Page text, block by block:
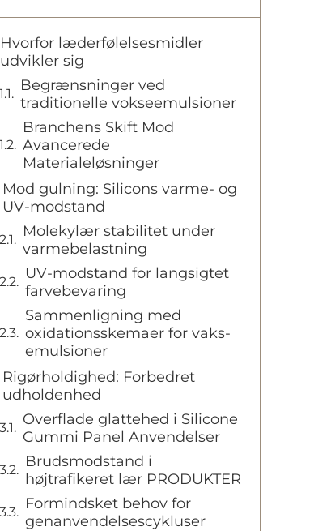
Hvorfor læderfølelsesmidler
udvikler sig
Begrænsninger ved
traditionelle vokseemulsioner
Branchens Skift Mod
Avancerede
Materialeløsninger
Mod gulning: Silicons varme- og
UV-modstand
Molekylær stabilitet under
varmebelastning
UV-modstand for langsigtet
farvebevaring
Sammenligning med
oxidationsskemaer for vaks-
emulsioner
Rigørholdighed: Forbedret
udholdenhed
Overflade glattehed i Silicone
Gummi Panel Anvendelser
Brudsmodstand i
højtrafikeret lær PRODUKTER
Formindsket behov for
genanvendelsescykluser